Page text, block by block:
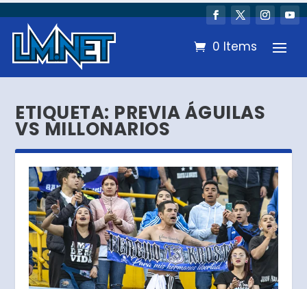
0 Items
ETIQUETA: PREVIA ÁGUILAS
VS MILLONARIOS